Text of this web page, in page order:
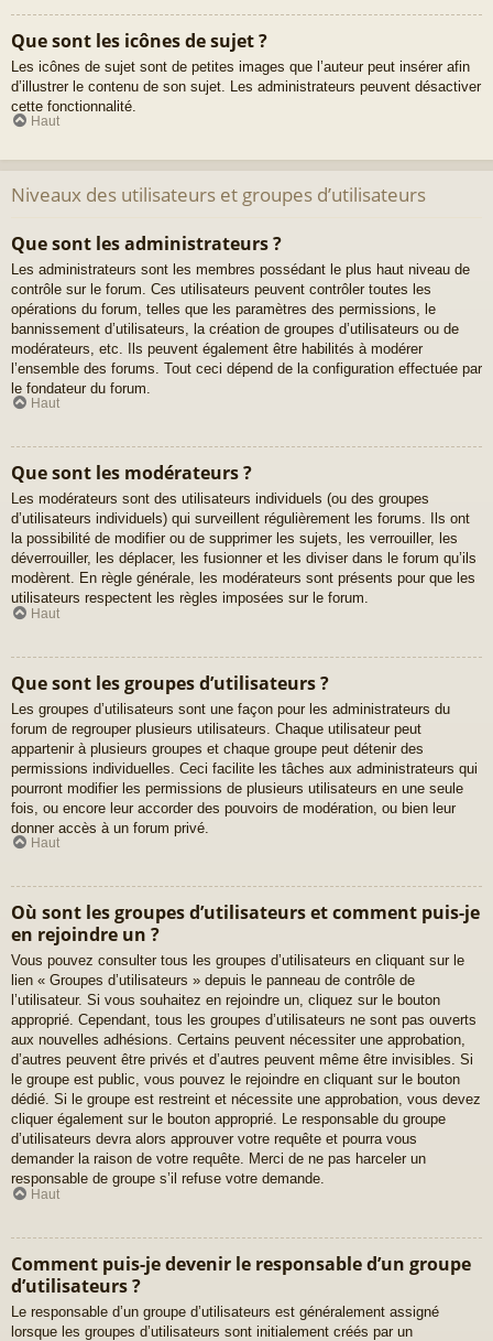
Que sont les icônes de sujet ?
Les icônes de sujet sont de petites images que l’auteur peut insérer afin
d’illustrer le contenu de son sujet. Les administrateurs peuvent désactiver
cette fonctionnalité.
Haut
Niveaux des utilisateurs et groupes d’utilisateurs
Que sont les administrateurs ?
Les administrateurs sont les membres possédant le plus haut niveau de
contrôle sur le forum. Ces utilisateurs peuvent contrôler toutes les
opérations du forum, telles que les paramètres des permissions, le
bannissement d’utilisateurs, la création de groupes d’utilisateurs ou de
modérateurs, etc. Ils peuvent également être habilités à modérer
l’ensemble des forums. Tout ceci dépend de la configuration effectuée par
le fondateur du forum.
Haut
Que sont les modérateurs ?
Les modérateurs sont des utilisateurs individuels (ou des groupes
d’utilisateurs individuels) qui surveillent régulièrement les forums. Ils ont
la possibilité de modifier ou de supprimer les sujets, les verrouiller, les
déverrouiller, les déplacer, les fusionner et les diviser dans le forum qu’ils
modèrent. En règle générale, les modérateurs sont présents pour que les
utilisateurs respectent les règles imposées sur le forum.
Haut
Que sont les groupes d’utilisateurs ?
Les groupes d’utilisateurs sont une façon pour les administrateurs du
forum de regrouper plusieurs utilisateurs. Chaque utilisateur peut
appartenir à plusieurs groupes et chaque groupe peut détenir des
permissions individuelles. Ceci facilite les tâches aux administrateurs qui
pourront modifier les permissions de plusieurs utilisateurs en une seule
fois, ou encore leur accorder des pouvoirs de modération, ou bien leur
donner accès à un forum privé.
Haut
Où sont les groupes d’utilisateurs et comment puis-je
en rejoindre un ?
Vous pouvez consulter tous les groupes d’utilisateurs en cliquant sur le
lien « Groupes d’utilisateurs » depuis le panneau de contrôle de
l’utilisateur. Si vous souhaitez en rejoindre un, cliquez sur le bouton
approprié. Cependant, tous les groupes d’utilisateurs ne sont pas ouverts
aux nouvelles adhésions. Certains peuvent nécessiter une approbation,
d’autres peuvent être privés et d’autres peuvent même être invisibles. Si
le groupe est public, vous pouvez le rejoindre en cliquant sur le bouton
dédié. Si le groupe est restreint et nécessite une approbation, vous devez
cliquer également sur le bouton approprié. Le responsable du groupe
d’utilisateurs devra alors approuver votre requête et pourra vous
demander la raison de votre requête. Merci de ne pas harceler un
responsable de groupe s’il refuse votre demande.
Haut
Comment puis-je devenir le responsable d’un groupe
d’utilisateurs ?
Le responsable d’un groupe d’utilisateurs est généralement assigné
lorsque les groupes d’utilisateurs sont initialement créés par un